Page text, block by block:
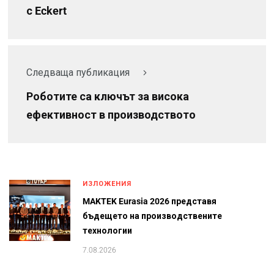
с Eckert
Следваща публикация
Роботите са ключът за висока
ефективност в производството
ИЗЛОЖЕНИЯ
MAKTEK Eurasia 2026 представя
бъдещето на производствените
технологии
7.08.2026